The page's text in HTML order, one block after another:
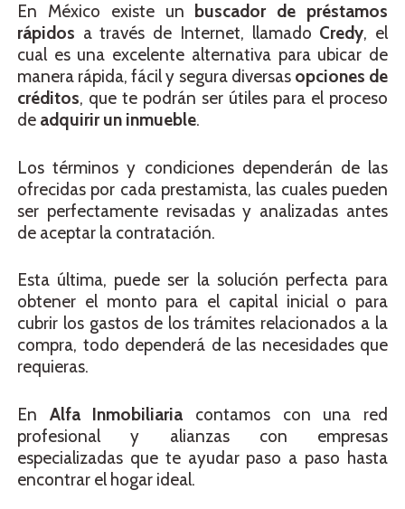
En México existe un
buscador de préstamos
rápidos a través de Internet, llamado Credy, el
cual es una excelente alternativa para ubicar de
manera rápida, fácil y segura diversas opciones de
créditos, que te podrán ser útiles para el proceso
de adquirir un inmueble.
Los términos y condiciones dependerán de las
ofrecidas por cada prestamista, las cuales pueden
ser perfectamente revisadas y analizadas antes
de aceptar la contratación.
Esta última, puede ser la solución perfecta para
obtener el monto para el capital inicial o para
cubrir los gastos de los trámites relacionados a la
compra, todo dependerá de las necesidades que
requieras.
En Alfa Inmobiliaria contamos con una red
profesional y alianzas con empresas
especializadas que te ayudar paso a paso hasta
encontrar el hogar ideal.